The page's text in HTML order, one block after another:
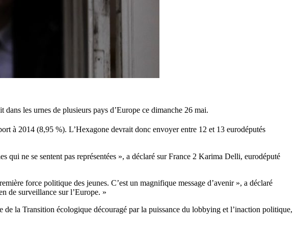
les urnes de plusieurs pays d’Europe ce dimanche 26 mai.
à 2014 (8,95 %). L’Hexagone devrait donc envoyer entre 12 et 13 eurodéputés
ne se sentent pas représentées », a déclaré sur France 2 Karima Delli, eurodéputé
force politique des jeunes. C’est un magnifique message d’avenir », a déclaré
de surveillance sur l’Europe. »
la Transition écologique découragé par la puissance du lobbying et l’inaction politique,